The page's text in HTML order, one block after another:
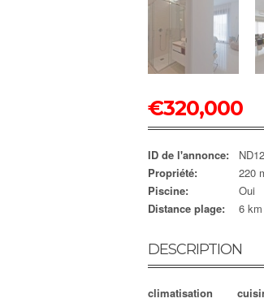
€320,000
ID de l'annonce:
Propriété:
220
Piscine:
Oui
Distance plage:
6 km
DESCRIPTION
climatisation